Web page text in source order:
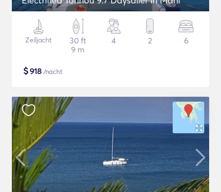
Zeiljacht
30 ft
9 m
4 2 6
$918 /nacht